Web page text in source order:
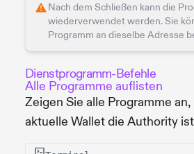
Nach dem Schließen kann die
wiederverwendet werden. Sie
Programm an dieselbe Adresse
Dienstprogramm-Befehle
Alle Programme auflisten
Zeigen Sie alle Programme
aktuelle Wallet die Authority